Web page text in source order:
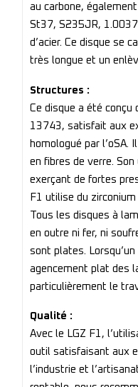
au carbone,
St37, S235JR,
d’acier. Ce disque se
très longue et un
Structures :
Ce disque a été conçu
13743, satisfait aux
homologué par l’oSA.
en fibres de verre.
exerçant de fortes
F1 utilise du
Tous les disques à
en outre ni fer, ni
sont plates.
agencement plat des
particulièrement le
Qualité :
Avec le LGZ F1,
outil satisfaisant aux
l’industrie et